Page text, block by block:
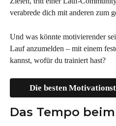
verabrede dich mit anderen zum
Und was könnte motivierender
Lauf anzumelden – mit einem
kannst, wofür du trainiert hast?
Die besten
Das Tempo